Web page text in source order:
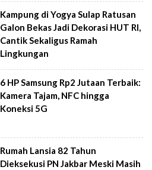
Kampung di Yogya Sulap Ratusan
Galon Bekas Jadi Dekorasi HUT RI,
Cantik Sekaligus Ramah
Lingkungan
6 HP Samsung Rp2 Jutaan Terbaik:
Kamera Tajam, NFC hingga
Koneksi 5G
Rumah Lansia 82 Tahun
Dieksekusi PN Jakbar Meski Masih